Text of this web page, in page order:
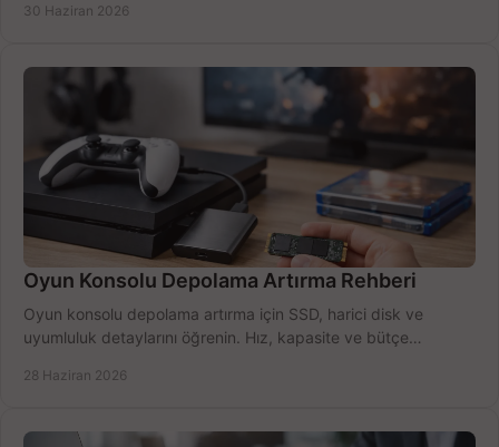
30 Haziran 2026
Oyun Konsolu Depolama Artırma Rehberi
Oyun konsolu depolama artırma için SSD, harici disk ve
uyumluluk detaylarını öğrenin. Hız, kapasite ve bütçe
28 Haziran 2026